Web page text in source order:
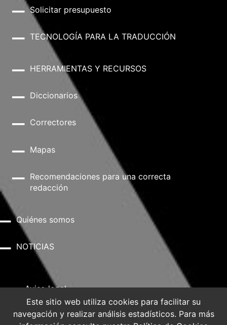
Solicitar presupuesto
TECNOLOGÍA PARA LA TRADUCCIÓN
HERRAMIENTAS Y RECURSOS
Diccionarios
Correctores
Mapas
Recomendaciones para una correcta
redacción
Quiénes somos
NOTICIAS
Aviso legal
Política de privacidad
Este sitio web utiliza cookies para facilitar su
navegación y realizar análisis estadísticos. Para más